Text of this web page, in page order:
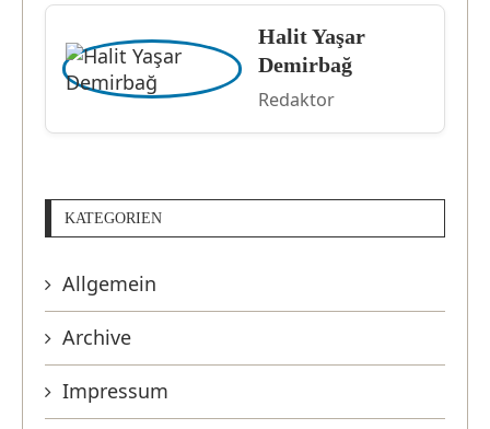
Halit Yaşar
Demirbağ
Redaktor
KATEGORIEN
Allgemein
Archive
Impressum